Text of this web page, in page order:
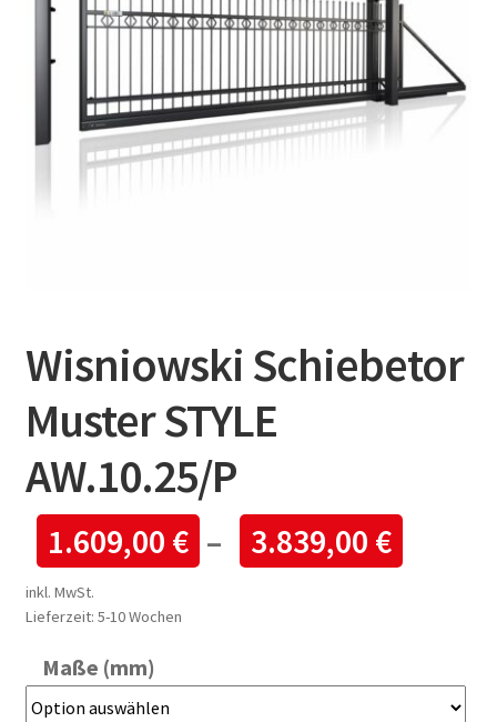
Wisniowski Schiebetor
Muster STYLE
AW.10.25/P
1.609,00 € – 3.839,00 €
inkl. MwSt.
Lieferzeit: 5-10 Wochen
Maße (mm)